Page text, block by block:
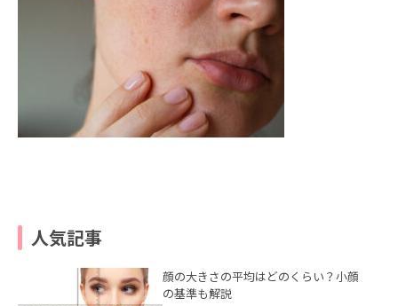
人気記事
顔の大きさの平均はどのくらい？小顔
の基準も解説